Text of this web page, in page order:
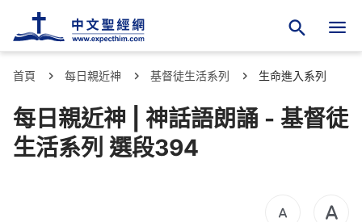
首頁 每日親近神 基督徒生活系列 生命進入系列
每日親近神 | 神話語朗誦 - 基督徒
生活系列 選段394